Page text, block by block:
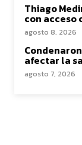
Thiago
con acceso
agosto 8, 2026
afectar la
agosto 7, 2026